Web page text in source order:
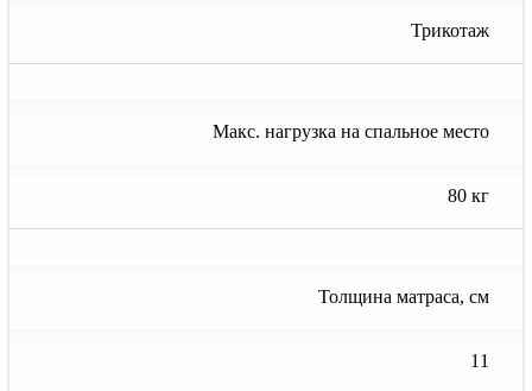
Трикотаж
Макс. нагрузка на спальное место
80 кг
Толщина матраса, см
11